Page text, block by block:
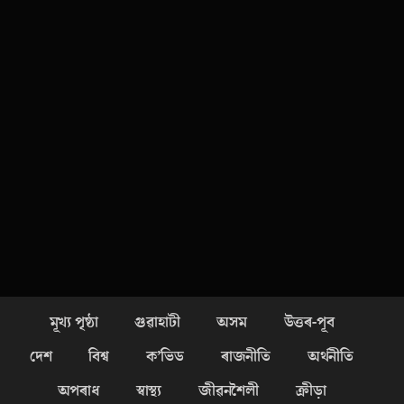
মূখ্য পৃষ্ঠা গুৱাহাটী অসম
উত্তৰ-পূব
দেশ
বিশ্ব ক’ভিড ৰাজনীতি
অৰ্থনীতি
অপৰাধ
স্বাস্থ্য জীৱনশৈলী ক্ৰীড়া